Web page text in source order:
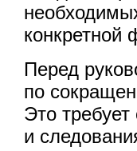
конкретной
Перед
по
Это
и